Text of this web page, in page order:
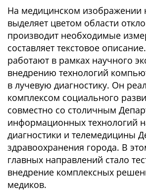
На медицинском изображении
выделяет цветом области
производит необходимые
составляет текстовое
работают в рамках научного
внедрению технологий
в лучевую диагностику. Он
комплексом социального
совместно со столичным
информационных технологий
диагностики и телемедицины
здравоохранения города. В
главных направлений стало
внедрение комплексных
медиков.